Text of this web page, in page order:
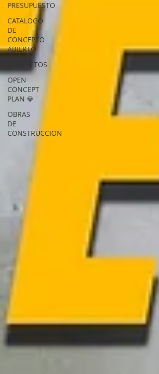
PRESUPUESTO
CATALOGO
DE
CONCEPTO
ABIERTO
PROYECTOS
OPEN
CONCEPT
PLAN 💎
OBRAS
DE
CONSTRUCCION